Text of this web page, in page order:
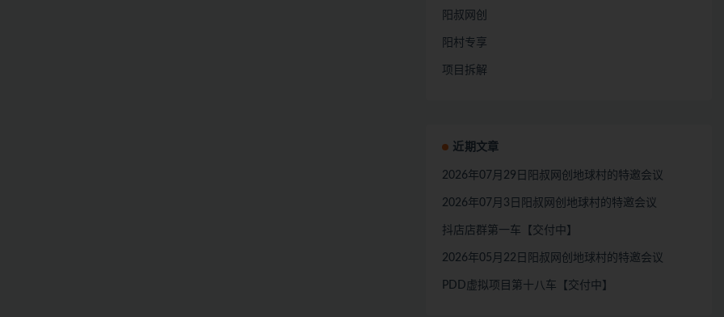
阳叔网创
阳村专享
项目拆解
近期文章
2026年07月29日阳叔网创地球村的特邀会议
2026年07月3日阳叔网创地球村的特邀会议
抖店店群第一车【交付中】
2026年05月22日阳叔网创地球村的特邀会议
PDD虚拟项目第十八车【交付中】